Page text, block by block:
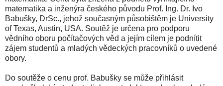
matematika a inženýra českého původu Prof. Ing. Dr. Ivo
Babušky, DrSc., jehož současným působištěm je University
of Texas, Austin, USA. Soutěž je určena pro podporu
vědního oboru počítačových věd a jejím cílem je podnítit
zájem studentů a mladých vědeckých pracovníků o uvedené
obory.
Do soutěže o cenu prof. Babušky se může přihlásit